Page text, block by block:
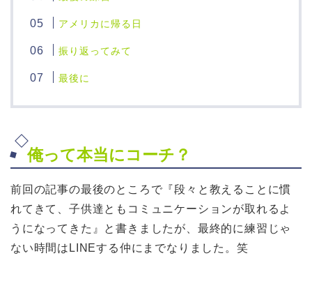
アメリカに帰る日
振り返ってみて
最後に
俺って本当にコーチ？
前回の記事の最後のところで『段々と教えることに慣
れてきて、子供達ともコミュニケーションが取れるよ
うになってきた』と書きましたが、最終的に練習じゃ
ない時間はLINEする仲にまでなりました。笑